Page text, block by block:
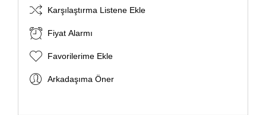
Karşılaştırma Listene Ekle
Fiyat Alarmı
Favorilerime Ekle
Arkadaşıma Öner